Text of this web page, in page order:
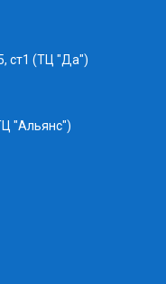
ст1 (ТЦ "Да")
"Альянс")